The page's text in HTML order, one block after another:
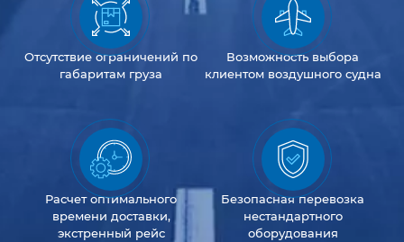
Отсутствиеограничений по
габаритам груза
Возможность выбора
клиентом воздушного судна
Расчет оптимального
времени доставки,
экстренный рейс
Безопасная перевозка
нестандартного
оборудования